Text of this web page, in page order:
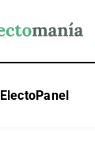
ElectoPanel